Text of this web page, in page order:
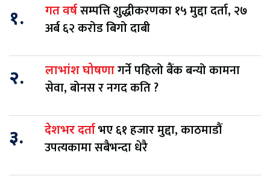
१. गत वर्षसम्पत्ति शुद्धीकरणका १५ मुद्दा दर्ता, २७
अर्ब ६२ करोड बिगो दाबी
२. लाभांश घोषणागर्ने पहिलो बैंक बन्यो कामना
सेवा, बोनस र नगद कति ?
३. देशभर दर्ताभए ६१ हजार मुद्दा, काठमाडौं
उपत्यकामा सबैभन्दा धेरै